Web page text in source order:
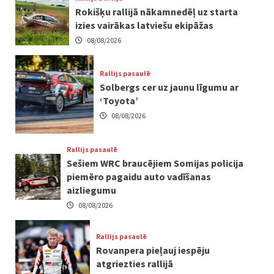
Rokišķu rallijā nākamnedēļ uz starta
izies vairākas latviešu ekipāžas
08/08/2026
Rallijs pasaulē
Solbergs cer uz jaunu līgumu ar
‘Toyota’
08/08/2026
Rallijs pasaulē
Sešiem WRC braucējiem Somijas policija
piemēro pagaidu auto vadīšanas
aizliegumu
08/08/2026
Rallijs pasaulē
Rovanpera pieļauj iespēju
atgriezties rallijā